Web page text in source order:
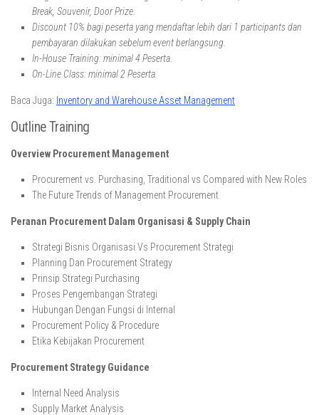
Break, Souvenir, Door Prize.
Discount 10% bagi peserta yang mendaftar lebih dari 1 participants dan
pembayaran dilakukan sebelum event berlangsung.
In-House Training: minimal 4 Peserta.
On-Line Class: minimal 2 Peserta.
Baca Juga: Inventory and Warehouse Asset Management
Outline Training
Overview Procurement Management
Procurement vs. Purchasing, Traditional vs Compared with New Roles
The Future Trends of Management Procurement
Peranan Procurement Dalam Organisasi & Supply Chain
Strategi Bisnis Organisasi Vs Procurement Strategi
Planning Dan Procurement Strategy
Prinsip Strategi Purchasing
Proses Pengembangan Strategi
Hubungan Dengan Fungsi di Internal
Procurement Policy & Procedure
Etika Kebijakan Procurement
Procurement Strategy Guidance
Internal Need Analysis
Supply Market Analysis